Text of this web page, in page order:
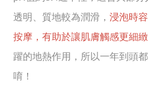
透明、質地較為潤滑，浸泡時
按摩，有助於讓肌膚觸感更細緻
躍的地熱作用，所以一年到頭
唷！